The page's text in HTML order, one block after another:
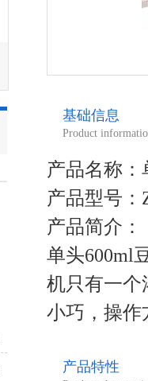
基础信息
Product
产品名称：
产品型号：
产品简介：
单头600ml
机只有一个
小巧，操作
产品特性